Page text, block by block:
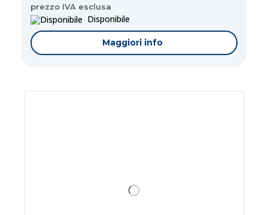
prezzo IVA esclusa
Disponibile
Maggiori info